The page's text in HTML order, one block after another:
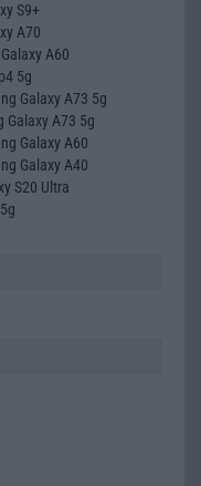
S9+
A70
A60
5g
Galaxy A73 5g
Galaxy A73 5g
Galaxy A60
Galaxy A40
S20 Ultra